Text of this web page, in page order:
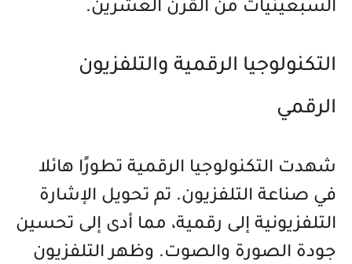
السبعينيات من القرن العشرين.
التكنولوجيا الرقمية والتلفزيون
الرقمي
شهدت التكنولوجيا الرقمية تطورًا هائلا
في صناعة التلفزيون. تم تحويل الإشارة
التلفزيونية إلى رقمية، مما أدى إلى تحسين
جودة الصورة والصوت. وظهر التلفزيون